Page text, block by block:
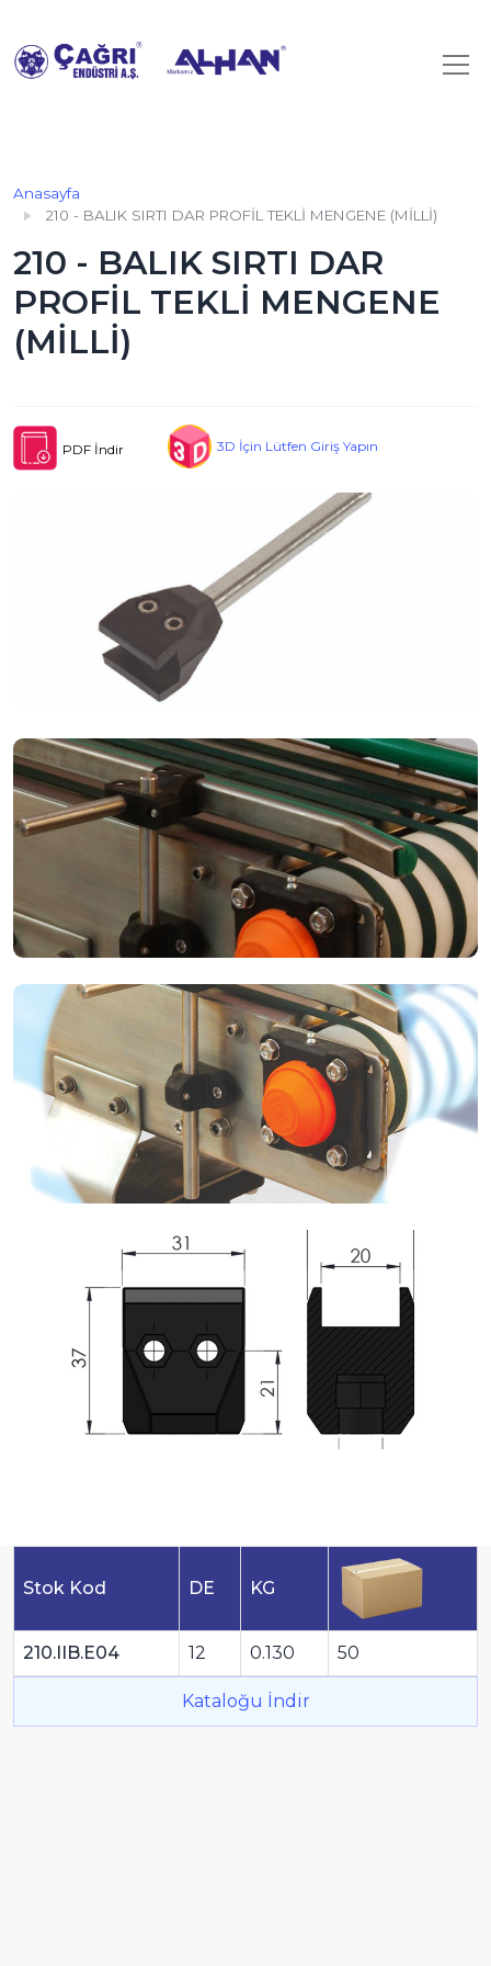
Anasayfa
210 - BALIK SIRTI DAR PROFİL TEKLİ MENGENE (MİLLİ)
210 - BALIK SIRTI DAR
PROFİL TEKLİ MENGENE
(MİLLİ)
PDF İndir 3D İçin Lütfen Giriş Yapın
Stok Kod DE KG
210.IIB.E04 12 0.130 50
Kataloğu İndir